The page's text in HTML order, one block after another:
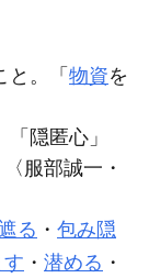
。「 物資を
「 隠匿心」
服部誠一・
る ・ 包み隠
す ・ 潜める ・